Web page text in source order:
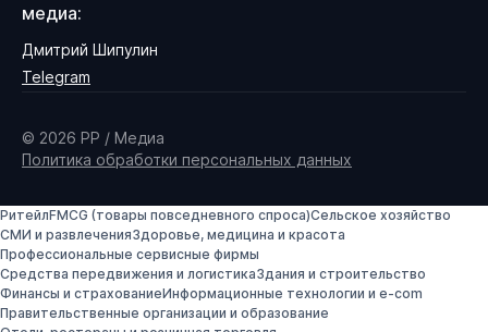
медиа:
Дмитрий Шипулин
Telegram
© 2026 PP / Медиа
Политика обработки персональных данных
РитейлFMCG (товары повседневного спроса)Сельское хозяйство
СМИ и развлеченияЗдоровье, медицина и красота
Профессиональные сервисные фирмы
Средства передвижения и логистикаЗдания и строительство
Финансы и страхованиеИнформационные технологии и e-com
Правительственные организации и образование